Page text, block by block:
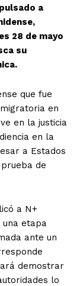
a
28 de mayo
su
que fue
en
en la justicia
en la
a Estados
de
a N+
una etapa
ante un
demostrar
lo